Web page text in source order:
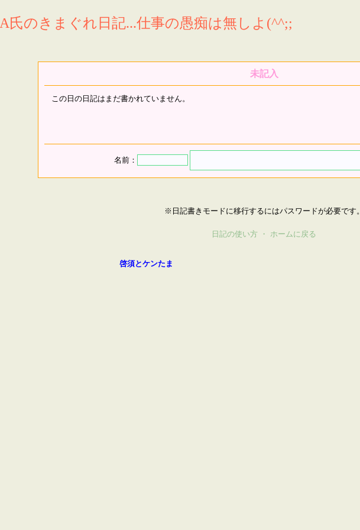
A氏のきまぐれ日記...仕事の愚痴は無しよ(^^;;
未記入
この日の日記はまだ書かれていません。
名前：
※日記書きモードに移行するにはパスワードが必要です。
日記の使い方 ・ ホームに戻る
啓須とケンたま